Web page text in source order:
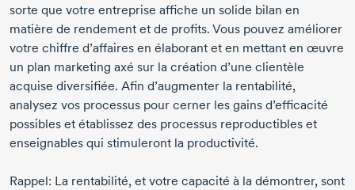
sorte que votre entreprise affiche un solide bilan en
matière de rendement et de profits. Vous pouvez améliorer
votre chiffre d’affaires en élaborant et en mettant en œuvre
un plan marketing axé sur la création d’une clientèle
acquise diversifiée. Afin d’augmenter la rentabilité,
analysez vos processus pour cerner les gains d’efficacité
possibles et établissez des processus reproductibles et
enseignables qui stimuleront la productivité.
Rappel: La rentabilité, et votre capacité à la démontrer, sont